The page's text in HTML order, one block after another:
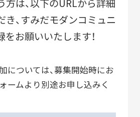
は、以下のURLから詳細
き、すみだモダンコミュニ
お願いいたします！
については、募集開始時にお
ームより別途お申し込みく